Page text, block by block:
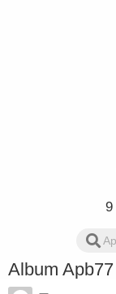
9
Album Apb77